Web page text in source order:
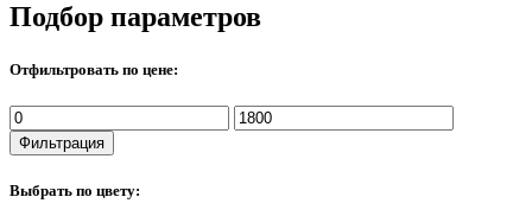
Подбор параметров
Отфильтровать по цене:
Минимальная
цена
Максимальная
цена
Фильтрация
Выбрать по цвету: